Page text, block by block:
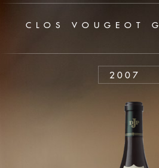
CLOS VOUGEOT
2007